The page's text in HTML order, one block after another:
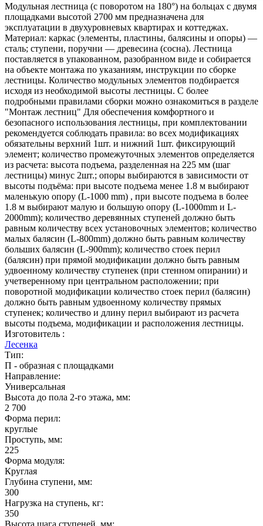
Модульная лестница (с поворотом на 180°) на больцах с двумя
площадками высотой 2700 мм предназначена для
эксплуатации в двухуровневых квартирах и коттеджах.
Материал: каркас (элементы, пластины, балясины и опоры) —
сталь; ступени, поручни — древесина (сосна). Лестница
поставляется в упакованном, разобранном виде и собирается
на объекте монтажа по указаниям, инструкции по сборке
лестницы. Количество модульных элементов подбирается
исходя из необходимой высоты лестницы. С более
подробными правилами сборки можно ознакомиться в разделе
"Монтаж лестниц" Для обеспечения комфортного и
безопасного использования лестницы, при комплектовании
рекомендуется соблюдать правила: во всех модификациях
обязательны верхний 1шт. и нижний 1шт. фиксирующий
элемент; количество промежуточных элементов определяется
из расчета: высота подъема, разделенная на 225 мм (шаг
лестницы) минус 2шт.; опоры выбираются в зависимости от
высоты подъёма: при высоте подъема менее 1.8 м выбирают
маленькую опору (L-1000 mm) , при высоте подъема в более
1.8 м выбирают малую и большую опору (L-1000mm и L-
2000mm); количество деревянных ступеней должно быть
равным количеству всех установочных элементов; количество
малых балясин (L-800mm) должно быть равным количеству
больших балясин (L-900mm); количество стоек перил
(балясин) при прямой модификации должно быть равным
удвоенному количеству ступенек (при стенном опирании) и
учетверенному при центральном расположении; при
поворотной модификации количество стоек перил (балясин)
должно быть равным удвоенному количеству прямых
ступенек; количество и длину перил выбирают из расчета
высоты подъема, модификации и расположения лестницы.
Изготовитель :
Лесенка
Тип:
П - образная с площадками
Направление:
Универсальная
Высота до пола 2-го этажа, мм:
2 700
Форма перил:
круглые
Проступь, мм:
225
Форма модуля:
Круглая
Глубина ступени, мм:
300
Нагрузка на ступень, кг:
350
Высота шага ступеней, мм: